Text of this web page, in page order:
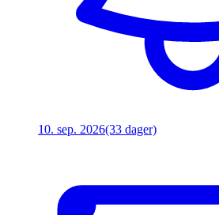
10. sep. 2026(33 dager)